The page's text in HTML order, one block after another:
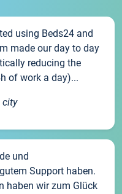
using Beds24 and
made our day to day
reducing the
of work a day)...
city
und
Support haben.
haben wir zum Glück